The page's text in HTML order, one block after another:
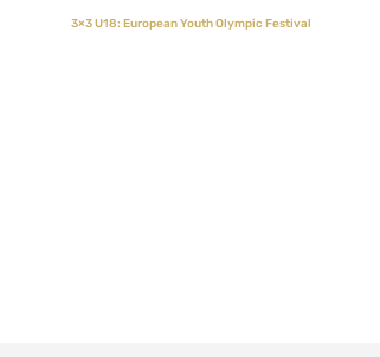
3×3 U18: European Youth Olympic Festival